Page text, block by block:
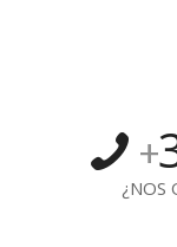
+
¿NOS